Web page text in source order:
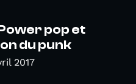
pop et
du punk
2017